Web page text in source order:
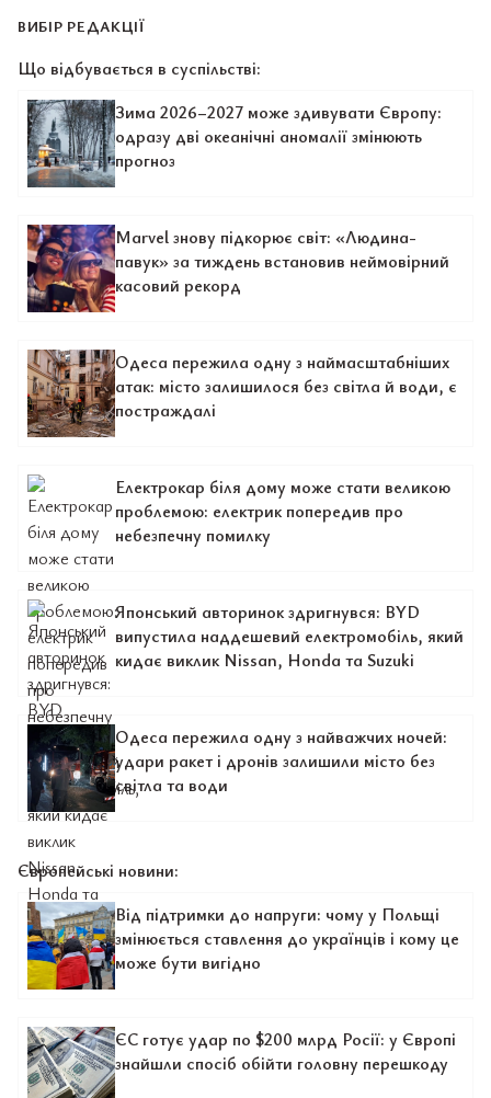
ВИБІР РЕДАКЦІЇ
Що відбувається в суспільстві:
Зима 2026–2027 може здивувати Європу:
одразу дві океанічні аномалії змінюють
прогноз
Marvel знову підкорює світ: «Людина-
павук» за тиждень встановив неймовірний
касовий рекорд
Одеса пережила одну з наймасштабніших
атак: місто залишилося без світла й води, є
постраждалі
Електрокар біля дому може стати великою
проблемою: електрик попередив про
небезпечну помилку
Японський авторинок здригнувся: BYD
випустила наддешевий електромобіль, який
кидає виклик Nissan, Honda та Suzuki
Одеса пережила одну з найважчих ночей:
удари ракет і дронів залишили місто без
світла та води
Європейські новини:
Від підтримки до напруги: чому у Польщі
змінюється ставлення до українців і кому це
може бути вигідно
ЄС готує удар по $200 млрд Росії: у Європі
знайшли спосіб обійти головну перешкоду